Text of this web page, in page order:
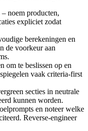
noem producten,
expliciet zodat
berekeningen en
de voorkeur aan
om te beslissen op en
vaak criteria-first
secties in neutrale
kunnen worden.
en noteer welke
Reverse-engineer